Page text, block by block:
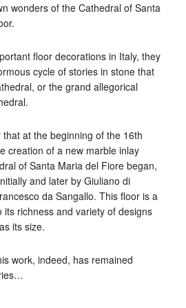
wonders of the Cathedral of Santa
floor decorations in Italy, they
cycle of stories in stone that
or the grand allegorical
at the beginning of the 16th
creation of a new marble inlay
of Santa Maria del Fiore began,
and later by Giuliano di
da Sangallo. This floor is a
its richness and variety of designs
its size.
work, indeed, has remained